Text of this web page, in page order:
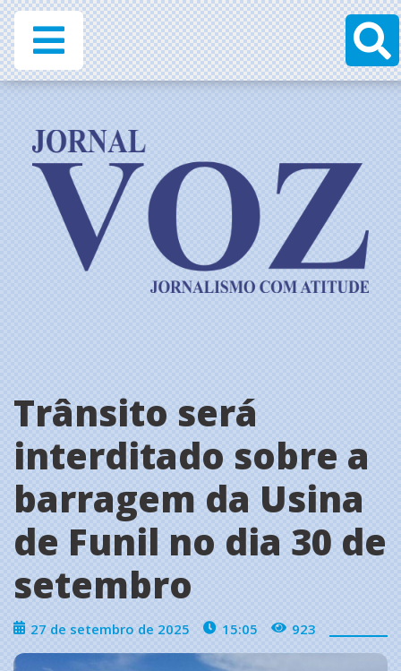
Trânsito será
interditado sobre a
barragem da Usina
de Funil no dia 30 de
setembro
27 de setembro de 2025 15:05 923